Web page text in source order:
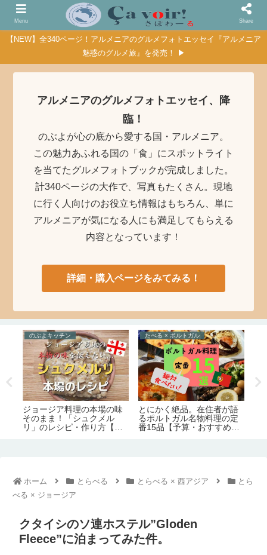
【NEW】全340ページ！アルメニアのグルメフォトエッセイ『アルメニア
魅惑のグルメ旅』を発売！ ▶
アルメニアのグルメフォトエッセイ、降
臨！
のぶよが心の底から愛する国・アルメニア。
この魅力あふれる国の「食」にスポットライト
を当てたグルメフォトブックが完成しました。
計340ページの大作で、写真もたくさん。現地
に行く人向けのお役立ち情報はもちろん、単に
アルメニアが気になる人にも満足してもらえる
内容となっています！
詳細・購入ページをみてみる！
らいふすたいる × 西アジア
2026年最新！ジョージアの
物価が高いので愚痴りたい
件【旅行1日の予算/1ヶ月の
とらべる × ジョージア
ジョージアの観光スポット
180ヶ所ぜんぶ見せ【14の
エリア別｜定番から穴場ま
ホーム とらべる とらべる × 西アジア
とら
べる × ジョージア
クタイシのソ連ホステル”Gloden
Fleece”に泊まってみた件。
Menu Share